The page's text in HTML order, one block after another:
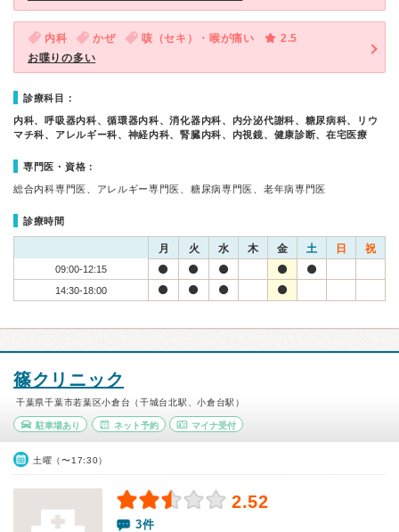
内科 かぜ 咳（セキ）・喉が痛い
2.5
お喋りの多い
診療科目：
内科、呼吸器内科、循環器内科、消化器内科、内分泌代謝科、糖尿病科、リウ
マチ科、アレルギー科、神経内科、腎臓内科、内視鏡、健康診断、在宅医療
専門医・資格：
総合内科専門医、アレルギー専門医、糖尿病専門医、老年病専門医
診療時間
月 火 水 木 金 土 日 祝
09:00-12:15
14:30-18:00
篠クリニック
千葉県千葉市若葉区小倉台（千城台北駅、小倉台駅）
駐車場あり ネット予約 マイナ受付
土曜（〜17:30）
2.52
3件